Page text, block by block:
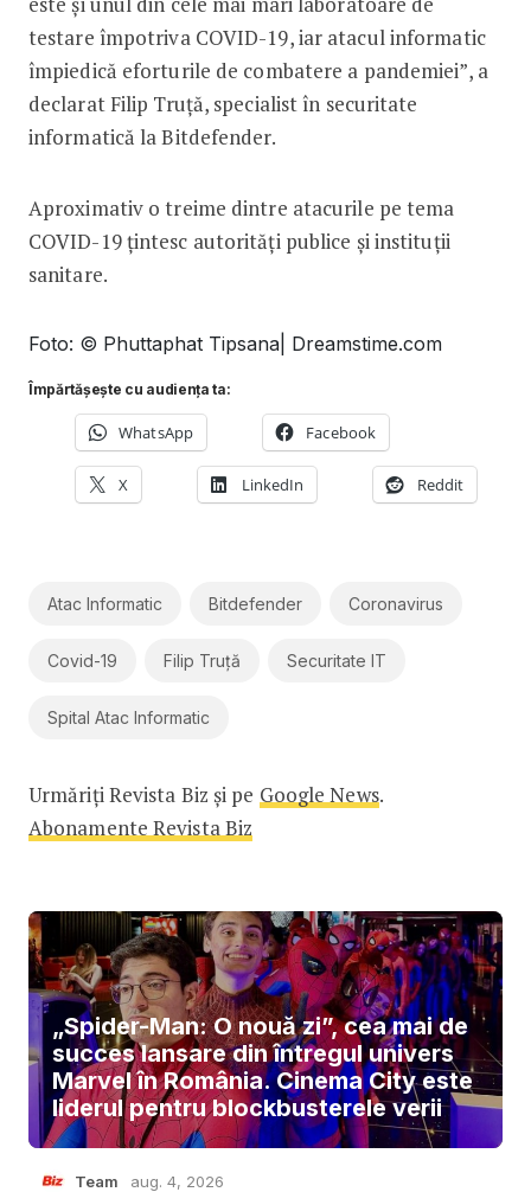
testare împotriva COVID-19, iar atacul informatic
împiedică eforturile de combatere a pandemiei”, a
declarat Filip Truță, specialist în securitate
informatică la Bitdefender.
Aproximativ o treime dintre atacurile pe tema
COVID-19 țintesc autorități publice și instituții
sanitare.
Foto: © Phuttaphat Tipsana| Dreamstime.com
Împărtășește cu audiența ta:
WhatsApp Facebook
X LinkedIn Reddit
Atac Informatic Bitdefender Coronavirus
Covid-19 Filip Truță Securitate IT
Spital Atac Informatic
Urmăriți Revista Biz și pe Google News.
Abonamente Revista Biz
„Spider-Man: O nouă zi”, cea mai de
succes lansare din întregul univers
Marvel în România. Cinema City este
liderul pentru blockbusterele verii
Team aug. 4, 2026